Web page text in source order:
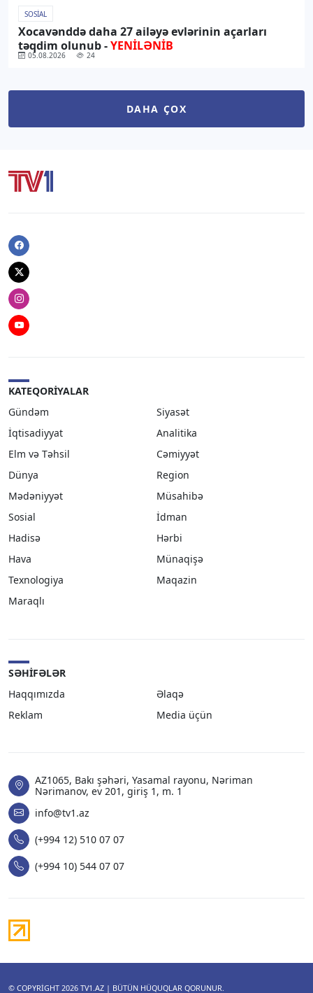
SOSIAL
Xocavənddə daha 27 ailəyə evlərinin açarları
təqdim olunub -YENİLƏNİB
05.08.2026 24
DAHA ÇOX
Facebook
Twitter
Instagram
Youtube
KATEQORIYALAR
Gündəm
Siyasət
İqtisadiyyat
Analitika
Elm və Təhsil
Cəmiyyət
Dünya
Region
Mədəniyyət
Müsahibə
Sosial
İdman
Hadisə
Hərbi
Hava
Münaqişə
Texnologiya
Maqazin
Maraqlı
SƏHIFƏLƏR
Haqqımızda
Əlaqə
Reklam
Media üçün
AZ1065, Bakı şəhəri, Yasamal rayonu, Nəriman
Nərimanov, ev 201, giriş 1, m. 1
info@tv1.az
(+994 12) 510 07 07
(+994 10) 544 07 07
© COPYRIGHT 2026 TV1.AZ | BÜTÜN HÜQUQLAR QORUNUR.